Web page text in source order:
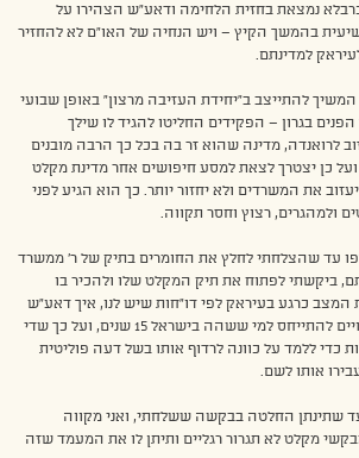
נמצאת בחזית הלחימה ודאע”ש הצהירו על
בהמשך הקיץ – ויש הנחיה של האו”ם לא להחזיר
למדינתם.
המשיך להתייצב ב”יחידת העזיבה מרצון” באופן שבועי
בגרון – הפקידים החליטו להגיד לו שילך
לרואנדה, מדינה שהוא זר בה בכל כך הרבה מובנים
כן יצטרך לצאת למסע חיפושים אחר מדינת מקלט
את המשרדים ולא יחזור יותר. כך הוא הגיע לפני
ולמהגרים, רצוץ וחסר תקווה.
עד שהצלחתי לחלץ את החומרים בתיק של ר’ ממשרד
ביקשתי לפתוח את תיק המקלט שלו ולהכיר בו
כרגע בעיראק לפי דו”חות שיש לנו, איך דאע”ש
ואיך המשטר העיראקי צפויים להתייחס למי ששהה בישראל 15 שנים, ועל כך שדי
כדי ללמד על כוונה לרדוף אותו בשל דעה פוליטית
אותו לשם.
לר’ אשרת 2(א)(5) עד שתינתן החלטה בבקשה ששלחתי, ואני מקווה
מקלט לא תגרור רגליים ותיתן לו את המעמד שזה